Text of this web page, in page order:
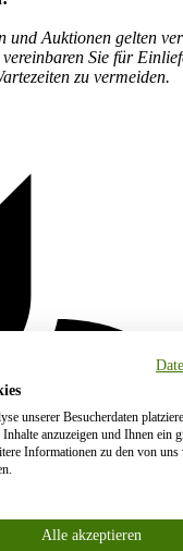
und Auktionen gelten
Sie für
zu vermeiden.
unserer Besucherdaten
anzuzeigen und Ihnen ein
Informationen zu den von uns
Alle akzeptieren